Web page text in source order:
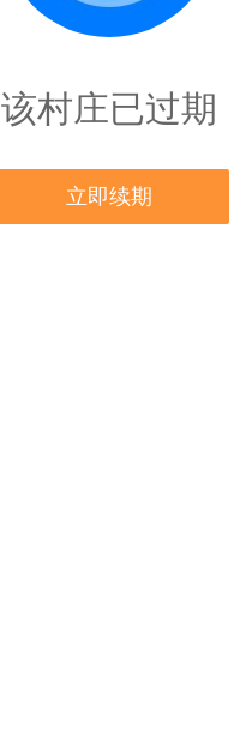
该村庄已过期
立即续期